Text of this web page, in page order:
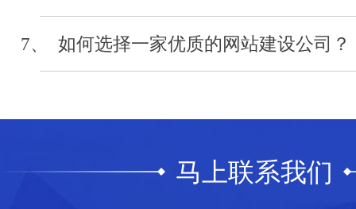
7、 如何选择一家优质的网站建设公司？
马上联系我们